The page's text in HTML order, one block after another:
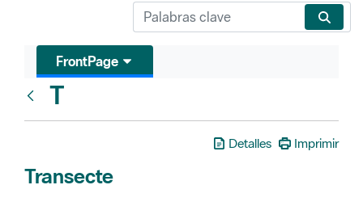
FrontPage
T
Detalles Imprimir
Transecte